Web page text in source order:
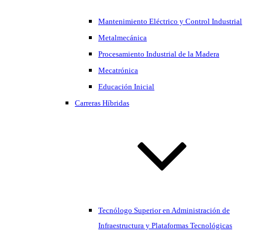
Mantenimiento Eléctrico y Control Industrial
Metalmecánica
Procesamiento Industrial de la Madera
Mecatrónica
Educación Inicial
Carreras Híbridas
Tecnólogo Superior en Administración de
Infraestructura y Plataformas Tecnológicas